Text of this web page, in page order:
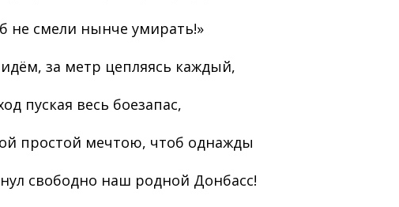
не смели нынче умирать!»
за метр цепляясь каждый,
пуская весь боезапас,
простой мечтою, чтоб однажды
свободно наш родной Донбасс!